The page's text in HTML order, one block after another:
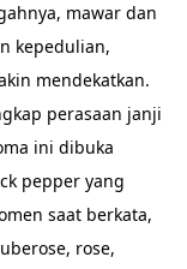
mawar dan
kepedulian,
mendekatkan.
perasaan janji
ini dibuka
pepper yang
saat berkata,
rose,